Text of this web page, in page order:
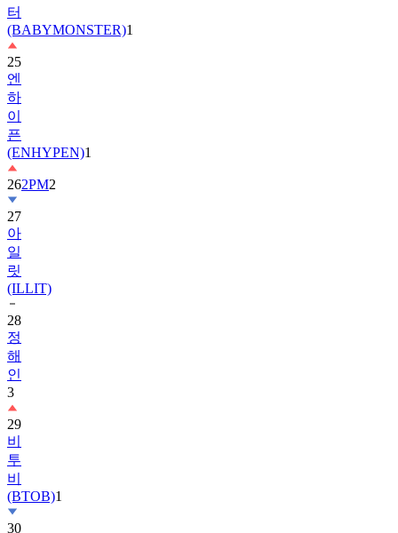
터
(BABYMONSTER)1
25
엔
하
이
픈
(ENHYPEN)1
262PM2
27
아
일
릿
(ILLIT)
28
정
해
인
3
29
비
투
비
(BTOB)1
30